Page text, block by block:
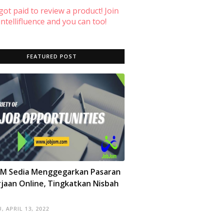
paid to review a product! Join
and you can too!
FEATURED POST
Sedia Menggegarkan Pasaran
Online, Tingkatkan Nisbah
APRIL 13, 2022